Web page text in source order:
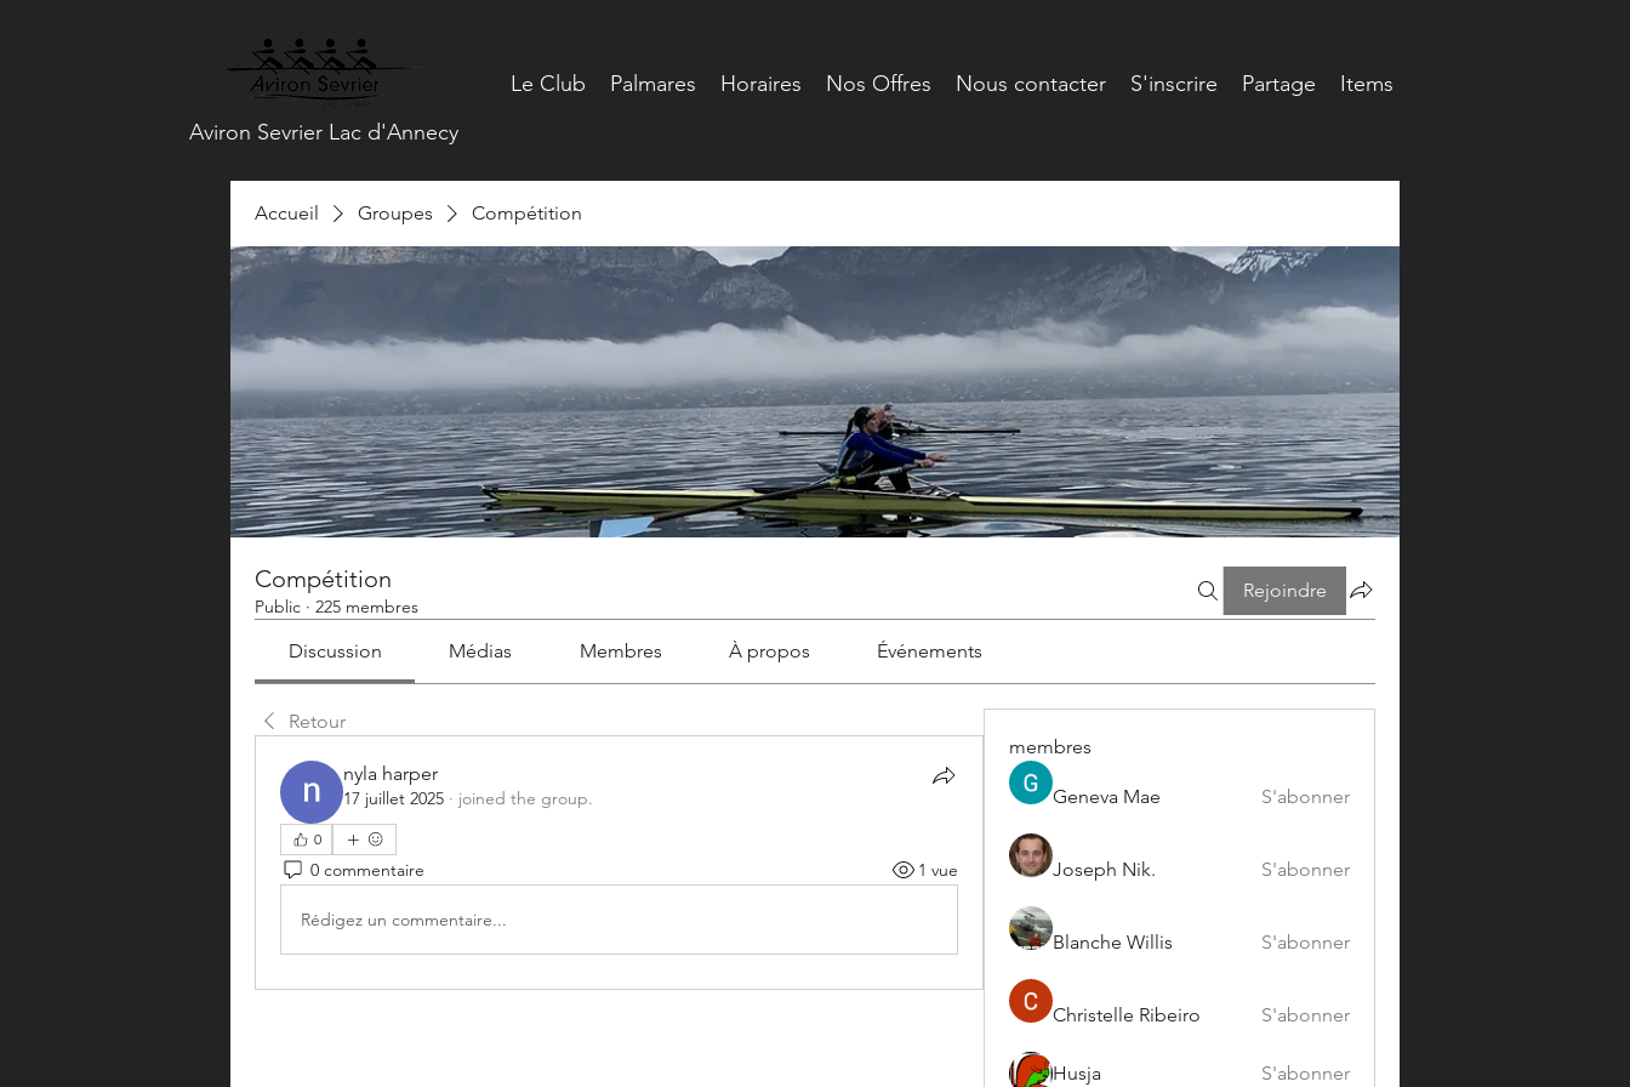
Le Club Palmares Horaires Nos Offres Nous contacter S'inscrire Partage
Items
Aviron Sevrier Lac d'Annecy
Accueil Groupes Compétition
Compétition
Public · 225 membres
Rejoindre
Discussion Médias Membres À propos Événements
Retour
nyla harper
17 juillet 2025 · joined the group.
0
0 commentaire 1 vue
Rédigez un commentaire...
membres
Geneva Mae S'abonner
Joseph Nik. S'abonner
Blanche Willis S'abonner
Christelle Ribeiro S'abonner
Husja S'abonner